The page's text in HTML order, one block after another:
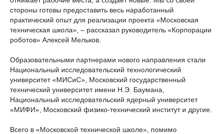
стороны готовы предоставить весь наработанный
практический опыт для реализации проекта «Московская
техническая школа», – рассказал руководитель «Корпорации
роботов» Алексей Мельков.
Образовательными партнерами нового направления стали
Национальный исследовательский технологический
университет «МИСиС», Московский государственный
технический университет имени Н.Э. Баумана,
Национальный исследовательский ядерный университет
«МИФИ», Московский физико-технический институт и другие.
Всего в «Московской технической школе», помимо